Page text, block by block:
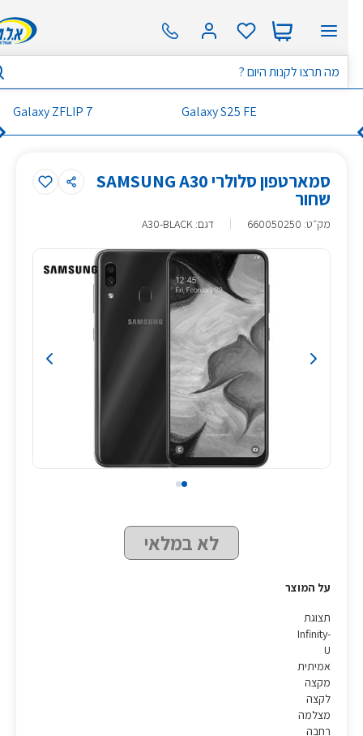
Galaxy S25 FE
Galaxy ZFLIP 7
סמארטפון סלולרי SAMSUNG A30
שחור
מק״ט:
660050250 דגם: A30-BLACK
לא במלאי
על המוצר
תצוגת
Infinity-
אמיתית
מקצה
לקצה
מצלמה
רחבה